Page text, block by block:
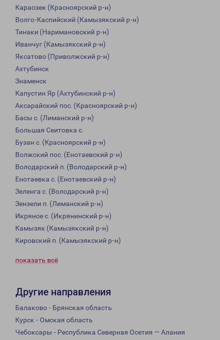
Караозек (Красноярский р-н)
Волго-Каспийский (Камызякский р-н)
Тинаки (Наримановский р-н)
Иванчуг (Камызякский р-н)
Яксатово (Приволжский р-н)
Ахтубинск
Знаменск
Капустин Яр (Ахтубинский р-н)
Аксарайский пос. (Красноярский р-н)
Басы с. (Лиманский р-н)
Большая Сеитовка с.
Бузан с. (Красноярский р-н)
Волжский пос. (Енотаевский р-н)
Володарский п. (Володарский р-н)
Енотаевка с. (Енотаевский р-н)
Зеленга с. (Володарский р-н)
Зензели п. (Лиманский р-н)
Икряное с. (Икрянинский р-н)
Камызяк (Камызякский р-н)
Кировский п. (Камызякский р-н)
показать всё
Другие направления
Балаково - Брянская область
Курск - Омская область
Чебоксары - Республика Северная Осетия — Алания